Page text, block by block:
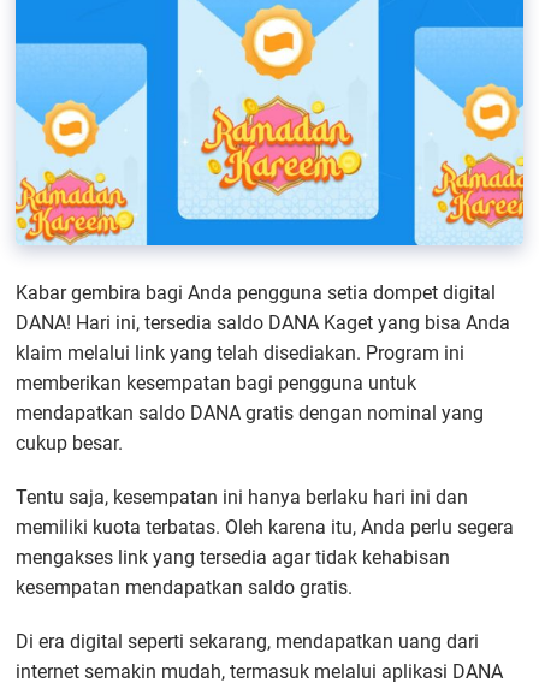
Kabar gembira bagi Anda pengguna setia dompet digital
DANA! Hari ini, tersedia saldo DANA Kaget yang bisa Anda
klaim melalui link yang telah disediakan. Program ini
memberikan kesempatan bagi pengguna untuk
mendapatkan saldo DANA gratis dengan nominal yang
cukup besar.
Tentu saja, kesempatan ini hanya berlaku hari ini dan
memiliki kuota terbatas. Oleh karena itu, Anda perlu segera
mengakses link yang tersedia agar tidak kehabisan
kesempatan mendapatkan saldo gratis.
Di era digital seperti sekarang, mendapatkan uang dari
internet semakin mudah, termasuk melalui aplikasi DANA